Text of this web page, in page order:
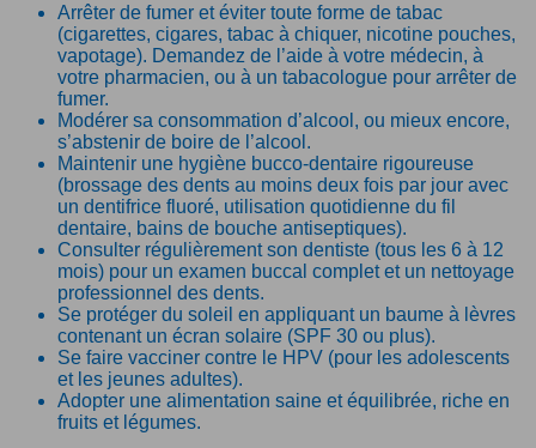
Arrêter de fumer et éviter toute forme de tabac
(cigarettes, cigares, tabac à chiquer, nicotine pouches,
vapotage). Demandez de l’aide à votre médecin, à
votre pharmacien, ou à un tabacologue pour arrêter de
fumer.
Modérer sa consommation d’alcool, ou mieux encore,
s’abstenir de boire de l’alcool.
Maintenir une hygiène bucco-dentaire rigoureuse
(brossage des dents au moins deux fois par jour avec
un dentifrice fluoré, utilisation quotidienne du fil
dentaire, bains de bouche antiseptiques).
Consulter régulièrement son dentiste (tous les 6 à 12
mois) pour un examen buccal complet et un nettoyage
professionnel des dents.
Se protéger du soleil en appliquant un baume à lèvres
contenant un écran solaire (SPF 30 ou plus).
Se faire vacciner contre le HPV (pour les adolescents
et les jeunes adultes).
Adopter une alimentation saine et équilibrée, riche en
fruits et légumes.